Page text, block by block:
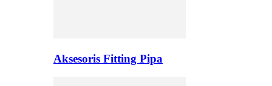
Aksesoris Fitting Pipa